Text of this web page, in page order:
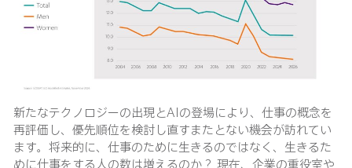
新たなテクノロジーの出現とAIの登場により、仕事の概念を
再評価し、優先順位を検討し直すまたとない機会が訪れてい
ます。将来的に、仕事のために生きるのではなく、生きるた
めに仕事をする人の数は増えるのか？ 現在、企業の重役室や